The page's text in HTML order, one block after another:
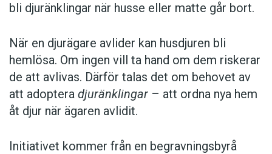
bli djuränklingar när husse eller matte går bort.
När en djurägare avlider kan husdjuren bli
hemlösa. Om ingen vill ta hand om dem riskerar
de att avlivas. Därför talas det om behovet av
att adoptera djuränklingar – att ordna nya hem
åt djur när ägaren avlidit.
Initiativet kommer från en begravningsbyrå